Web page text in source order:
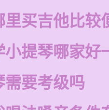
里买吉他比较
小提琴哪家好
需要考级吗